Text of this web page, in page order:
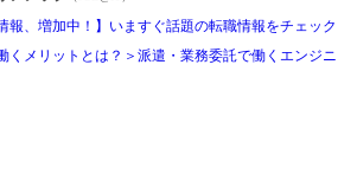
報、増加中！】いますぐ話題の転職情報をチェック
くメリットとは？＞派遣・業務委託で働くエンジニ